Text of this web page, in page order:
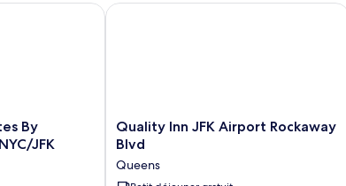
By
JFK
Wyndham Queens NYC/JFK AirTrain
Quality
Inn
Airport
Quality Inn JFK Airport Rockaway
Blvd
Queens
Quality Inn JFK Airport Rockaway